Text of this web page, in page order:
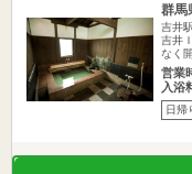
群馬
吉井
吉井
なく
営業
入浴
日帰